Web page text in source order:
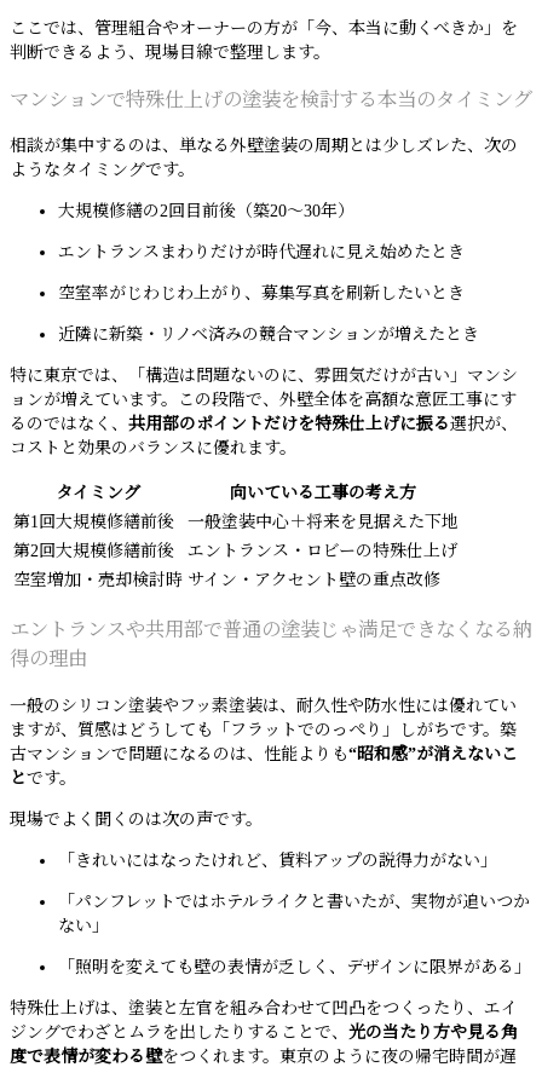
ここでは、管理組合やオーナーの方が「今、本当に動くべきか」を
判断できるよう、現場目線で整理します。
マンションで特殊仕上げの塗装を検討する本当のタイミング
相談が集中するのは、単なる外壁塗装の周期とは少しズレた、次の
ようなタイミングです。
大規模修繕の2回目前後（築20〜30年）
エントランスまわりだけが時代遅れに見え始めたとき
空室率がじわじわ上がり、募集写真を刷新したいとき
近隣に新築・リノベ済みの競合マンションが増えたとき
特に東京では、「構造は問題ないのに、雰囲気だけが古い」マンシ
ョンが増えています。この段階で、外壁全体を高額な意匠工事にす
るのではなく、 共用部のポイントだけを特殊仕上げに振る選択が、
コストと効果のバランスに優れます。
タイミング
向いている工事の考え方
第1回大規模修繕前後
一般塗装中心＋将来を見据えた下地
第2回大規模修繕前後
エントランス・ロビーの特殊仕上げ
空室増加・売却検討時 サイン・アクセント壁の重点改修
エントランスや共用部で普通の塗装じゃ満足できなくなる納
得の理由
一般のシリコン塗装やフッ素塗装は、耐久性や防水性には優れてい
ますが、質感はどうしても「フラットでのっぺり」しがちです。築
古マンションで問題になるのは、性能よりも“昭和感”が消えないこ
とです。
現場でよく聞くのは次の声です。
「きれいにはなったけれど、賃料アップの説得力がない」
「パンフレットではホテルライクと書いたが、実物が追いつか
ない」
「照明を変えても壁の表情が乏しく、デザインに限界がある」
特殊仕上げは、塗装と左官を組み合わせて凹凸をつくったり、エイ
ジングでわざとムラを出したりすることで、 光の当たり方や見る角
度で表情が変わる壁をつくれます。東京のように夜の帰宅時間が遅